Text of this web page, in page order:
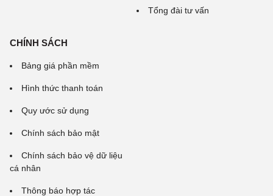
Tổng đài tư vấn
CHÍNH SÁCH
Bảng giá phần mềm
Hình thức thanh toán
Quy ước sử dụng
Chính sách bảo mật
Chính sách bảo vệ dữ liệu
cá nhân
Thông báo hợp tác